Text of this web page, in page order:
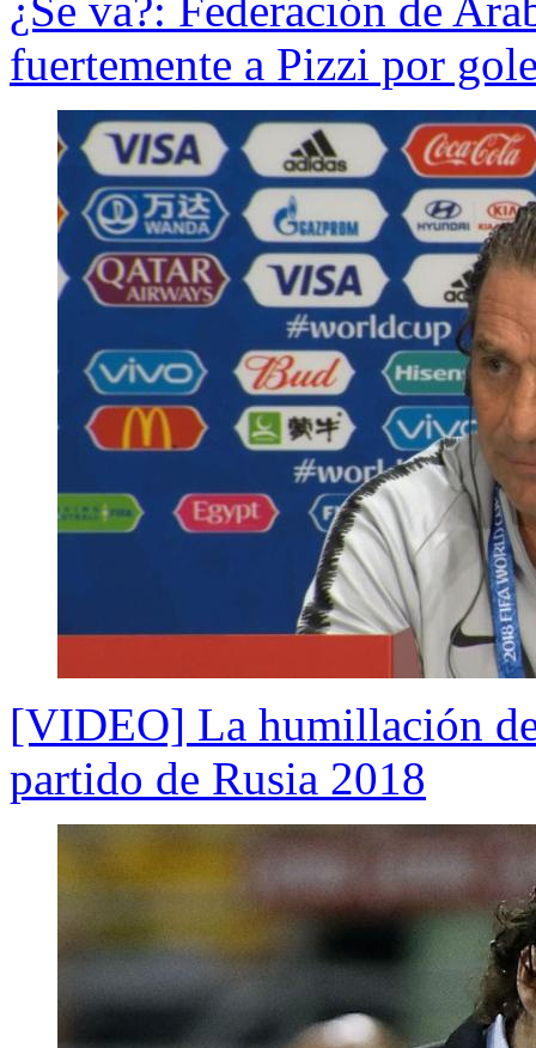
fuertemente a Pizzi por
[VIDEO] La humillación
partido de Rusia 2018